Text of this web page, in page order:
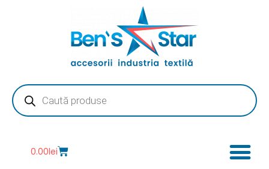
Products
search
0.00leiCart